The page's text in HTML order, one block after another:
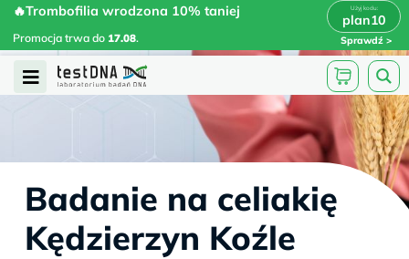
Skip
content
🔥Trombofilia wrodzona 10% taniej
Promocja trwa do 17.08.
plan10
Sprawdź
🔥Trombofilia wrodzona 10% taniej
plan10 x
Open
Badanie na celiakię
Kędzierzyn Koźle